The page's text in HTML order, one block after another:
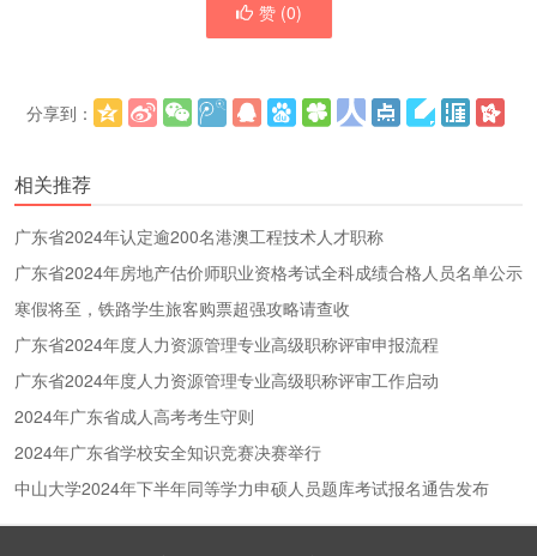
赞 (0)
分享到：
相关推荐
广东省2024年认定逾200名港澳工程技术人才职称
广东省2024年房地产估价师职业资格考试全科成绩合格人员名单公示
寒假将至，铁路学生旅客购票超强攻略请查收
广东省2024年度人力资源管理专业高级职称评审申报流程
广东省2024年度人力资源管理专业高级职称评审工作启动
2024年广东省成人高考考生守则
2024年广东省学校安全知识竞赛决赛举行
中山大学2024年下半年同等学力申硕人员题库考试报名通告发布